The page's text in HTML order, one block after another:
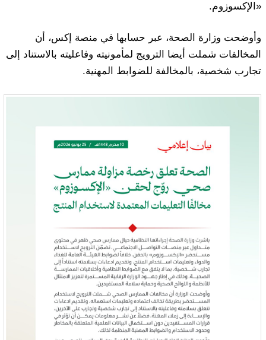
«الإكسوزوم.
وأوضحت وزارة الصحة، عبر حسابها في منصة إكس، أن
المخالفات شملت أيضا الترويج لمأمونيته وفاعليته بالاستناد إلى
تجارب شخصية، بالمخالفة للضوابط المهنية.